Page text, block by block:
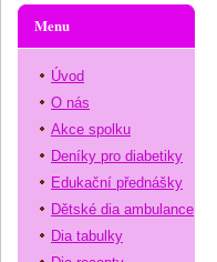
Menu
Úvod
O nás
Akce spolku
Deníky pro diabetiky
Edukační přednášky
Dětské dia ambulance
Dia tabulky